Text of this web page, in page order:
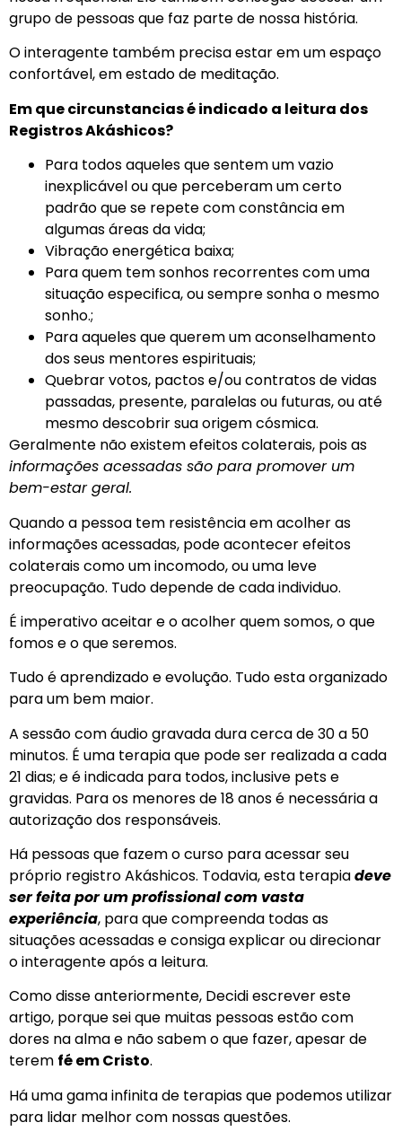
grupo de pessoas que faz parte de nossa história.
O interagente também precisa estar em um espaço
confortável, em estado de meditação.
Em que circunstancias é indicado a leitura dos
Registros Akáshicos?
Para todos aqueles que sentem um vazio
inexplicável ou que perceberam um certo
padrão que se repete com constância em
algumas áreas da vida;
Vibração energética baixa;
Para quem tem sonhos recorrentes com uma
situação especifica, ou sempre sonha o mesmo
sonho.;
Para aqueles que querem um aconselhamento
dos seus mentores espirituais;
Quebrar votos, pactos e/ou contratos de vidas
passadas, presente, paralelas ou futuras, ou até
mesmo descobrir sua origem cósmica.
Geralmente não existem efeitos colaterais, pois as
informações acessadas são para promover um
bem-estar geral.
Quando a pessoa tem resistência em acolher as
informações acessadas, pode acontecer efeitos
colaterais como um incomodo, ou uma leve
preocupação. Tudo depende de cada individuo.
É imperativo aceitar e o acolher quem somos, o que
fomos e o que seremos.
Tudo é aprendizado e evolução. Tudo esta organizado
para um bem maior.
A sessão com áudio gravada dura cerca de 30 a 50
minutos. É uma terapia que pode ser realizada a cada
21 dias; e é indicada para todos, inclusive pets e
gravidas. Para os menores de 18 anos é necessária a
autorização dos responsáveis.
Há pessoas que fazem o curso para acessar seu
próprio registro Akáshicos. Todavia, esta terapiadeve
ser feita por um profissional com vasta
experiência, para que compreenda todas as
situações acessadas e consiga explicar ou direcionar
o interagente após a leitura.
Como disse anteriormente, Decidi escrever este
artigo, porque sei que muitas pessoas estão com
dores na alma e não sabem o que fazer, apesar de
terem fé em Cristo.
Há uma gama infinita de terapias que podemos utilizar
para lidar melhor com nossas questões.